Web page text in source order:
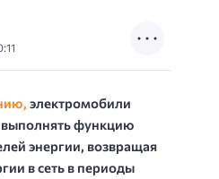
электромобили
выполнять функцию
энергии, возвращая
в сеть в периоды